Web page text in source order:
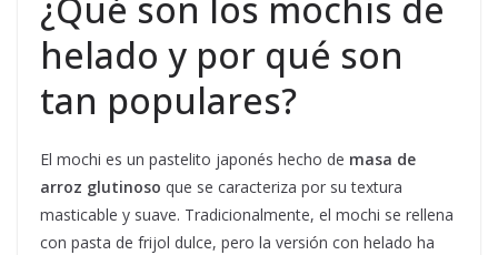
¿Qué son los mochis de
helado y por qué son
tan populares?
El mochi es un pastelito japonés hecho de masa de
arroz glutinoso que se caracteriza por su textura
masticable y suave. Tradicionalmente, el mochi se rellena
con pasta de frijol dulce, pero la versión con helado ha